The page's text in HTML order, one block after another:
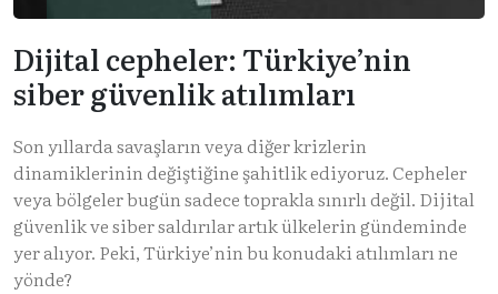
Dijital cepheler: Türkiye’nin
siber güvenlik atılımları
Son yıllarda savaşların veya diğer krizlerin
dinamiklerinin değiştiğine şahitlik ediyoruz. Cepheler
veya bölgeler bugün sadece toprakla sınırlı değil. Dijital
güvenlik ve siber saldırılar artık ülkelerin gündeminde
yer alıyor. Peki, Türkiye’nin bu konudaki atılımları ne
yönde?